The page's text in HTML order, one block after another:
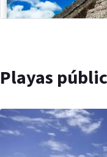
Playas